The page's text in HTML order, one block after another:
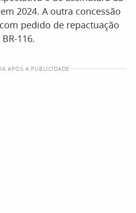
2024. A outra concessão
pedido de repactuação
116.
APÓS A PUBLICIDADE